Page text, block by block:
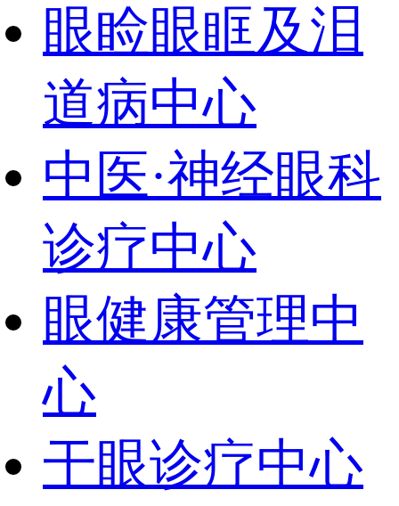
眼睑眼眶及泪
道病中心
中医·神经眼科
诊疗中心
眼健康管理中
心
干眼诊疗中心